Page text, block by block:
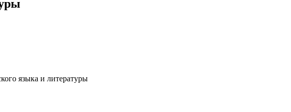
языка и литературы